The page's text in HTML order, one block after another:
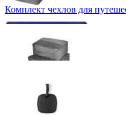
Комплект чехлов для